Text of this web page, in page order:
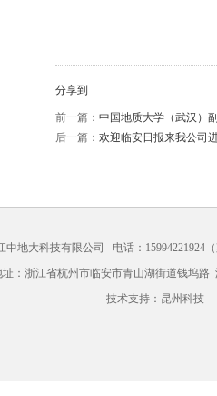
分享到
前一篇： 中国地质大学（武汉）
后一篇： 欢迎临安日报来我公司
中地大科技有限公司 电话：15994221924
址：浙江省杭州市临安市青山湖街道钱坞路
技术支持： 昆州科技